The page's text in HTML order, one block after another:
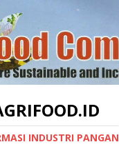
INDUSTRI PANGAN